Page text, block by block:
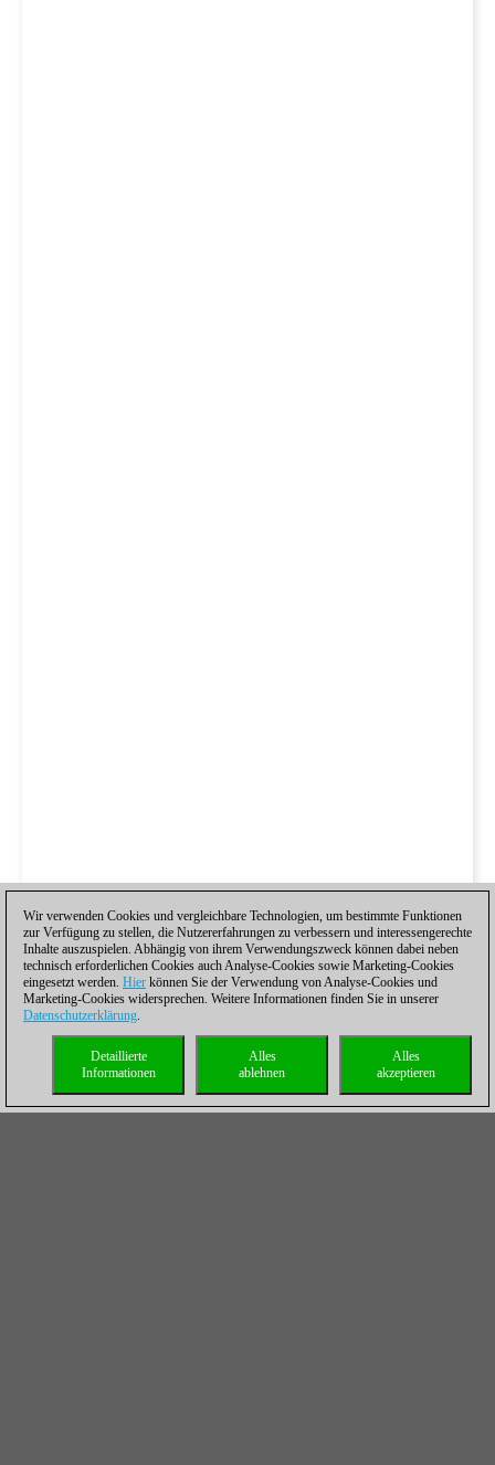
Wir verwenden Cookies und vergleichbare Technologien, um bestimmte Funktionen
zur Verfügung zu stellen, die Nutzererfahrungen zu verbessern und interessengerechte
Inhalte auszuspielen. Abhängig von ihrem Verwendungszweck können dabei neben
technisch erforderlichen Cookies auch Analyse-Cookies sowie Marketing-Cookies
eingesetzt werden. Hier können Sie der Verwendung von Analyse-Cookies und
Marketing-Cookies widersprechen. Weitere Informationen finden Sie in unserer
Datenschutzerklärung.
Alles
akzeptieren
Alles
ablehnen
Detaillierte
Informationen